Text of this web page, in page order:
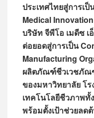
ประเทศไทยสู่การเ
Medical
บริษัท จีพีโอ เมดีซ เ
ต่อยอดสู่การเป็น
Manufacturing
ผลิตภัณฑ์ชีวเวชภัณ
ของมหาวิทยาลัย โ
เทคโนโลยีชีวภาพทั้
พร้อมตั้งเป้าช่วยลด